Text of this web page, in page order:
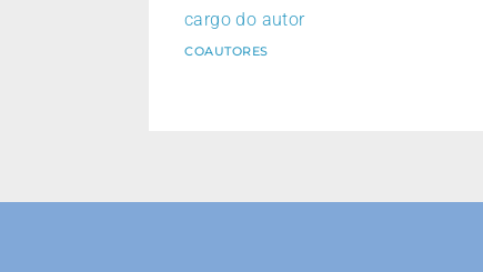
cargo do autor
COAUTORES